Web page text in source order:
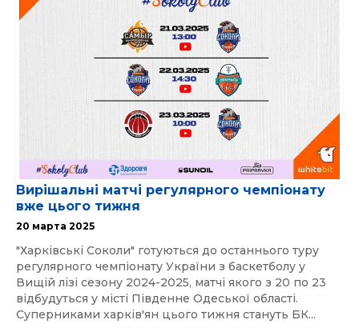
Вирішальні матчі регулярного чемпіонату
вже цього тижня
20 марта 2025
"Харківські Соколи" готуються до останнього туру
регулярного чемпіонату України з баскетболу у
Вищій лізі сезону 2024-2025, матчі якого з 20 по 23
відбудуться у місті Південне Одеської області.
Суперниками харків'ян цього тижня стануть БК...